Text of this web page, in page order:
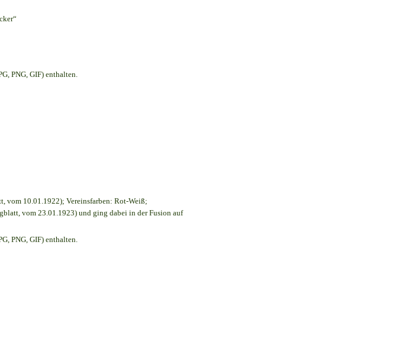
PNG, GIF) enthalten.
vom 10.01.1922); Vereinsfarben: Rot-Weiß;
vom 23.01.1923) und ging dabei in der Fusion auf
PNG, GIF) enthalten.